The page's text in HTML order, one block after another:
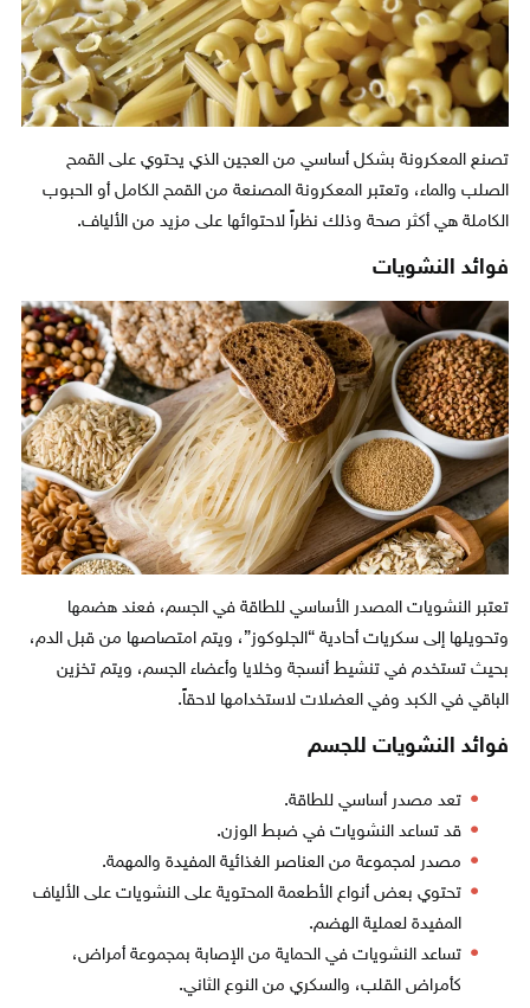
تصنع المعكرونة بشكل أساسي من العجين الذي يحتوي على القمح
الصلب والماء، وتعتبر المعكرونة المصنعة من القمح الكامل أو الحبوب
الكاملة هي أكثر صحة وذلك نظراً لاحتوائها على مزيد من الألياف.
فوائد النشويات
تعتبر النشويات المصدر الأساسي للطاقة في الجسم، فعند هضمها
وتحويلها إلى سكريات أحادية “الجلوكوز”، ويتم امتصاصها من قبل الدم،
بحيث تستخدم في تنشيط أنسجة وخلايا وأعضاء الجسم، ويتم تخزين
الباقي في الكبد وفي العضلات لاستخدامها لاحقاً.
فوائد النشويات للجسم
تعد مصدر أساسي للطاقة.
قد تساعد النشويات في ضبط الوزن.
مصدر لمجموعة من العناصر الغذائية المفيدة والمهمة.
تحتوي بعض أنواع الأطعمة المحتوية على النشويات على الألياف
المفيدة لعملية الهضم.
تساعد النشويات في الحماية من الإصابة بمجموعة أمراض،
كأمراض القلب، والسكري من النوع الثاني.